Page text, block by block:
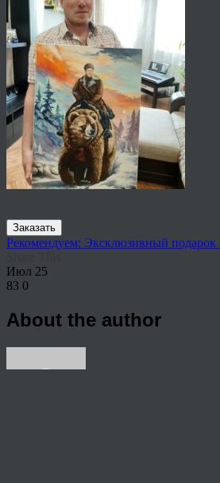
Заказать
Рекомендуем: Эксклюзивный подарок
Июл 25
83 0
About the author